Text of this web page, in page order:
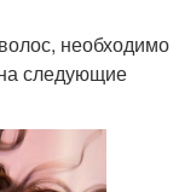
необходимо
следующие